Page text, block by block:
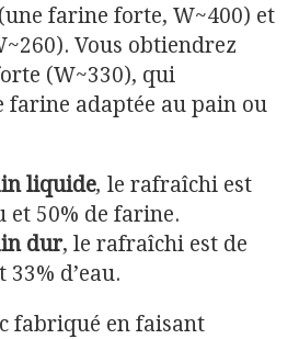
(une farine forte, W~400) et
Vous obtiendrez
(W~330), qui
farine adaptée au pain ou
liquide, le rafraîchi est
et 50% de farine.
dur, le rafraîchi est de
d’eau.
fabriqué en faisant